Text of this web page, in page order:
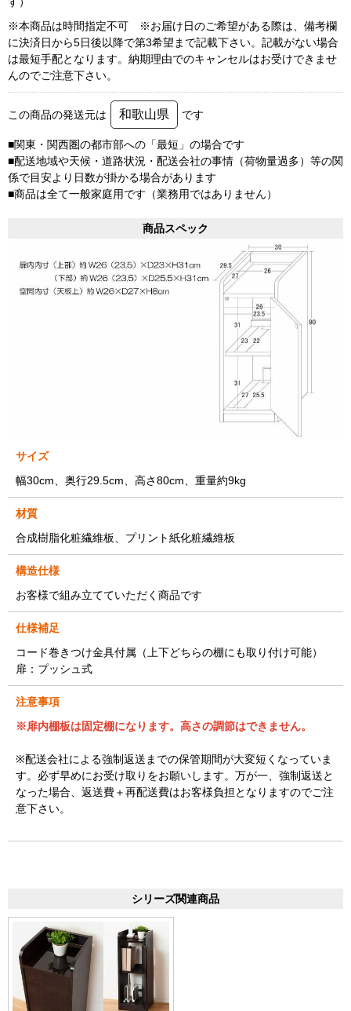
※本商品は時間指定不可 ※お届け日のご希望がある際は、備考欄
に決済日から5日後以降で第3希望まで記載下さい。記載がない場合
は最短手配となります。納期理由でのキャンセルはお受けできませ
んのでご注意下さい。
この商品の発送元は 和歌山県 です
■関東・関西圏の都市部への「最短」の場合です
■配送地域や天候・道路状況・配送会社の事情（荷物量過多）等の関
係で目安より日数が掛かる場合があります
■商品は全て一般家庭用です（業務用ではありません）
商品スペック
サイズ
幅30cm、奥行29.5cm、高さ80cm、重量約9kg
材質
合成樹脂化粧繊維板、プリント紙化粧繊維板
構造仕様
お客様で組み立てていただく商品です
仕様補足
コード巻きつけ金具付属（上下どちらの棚にも取り付け可能）
扉：プッシュ式
注意事項
※扉内棚板は固定棚になります。高さの調節はできません。
※配送会社による強制返送までの保管期間が大変短くなっていま
す。必ず早めにお受け取りをお願いします。万が一、強制返送と
なった場合、返送費＋再配送費はお客様負担となりますのでご注
意下さい。
シリーズ関連商品